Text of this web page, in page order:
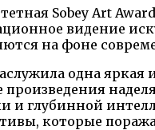
Sobey Art
видение
на фоне
одна
произведения
и глубинной
которые